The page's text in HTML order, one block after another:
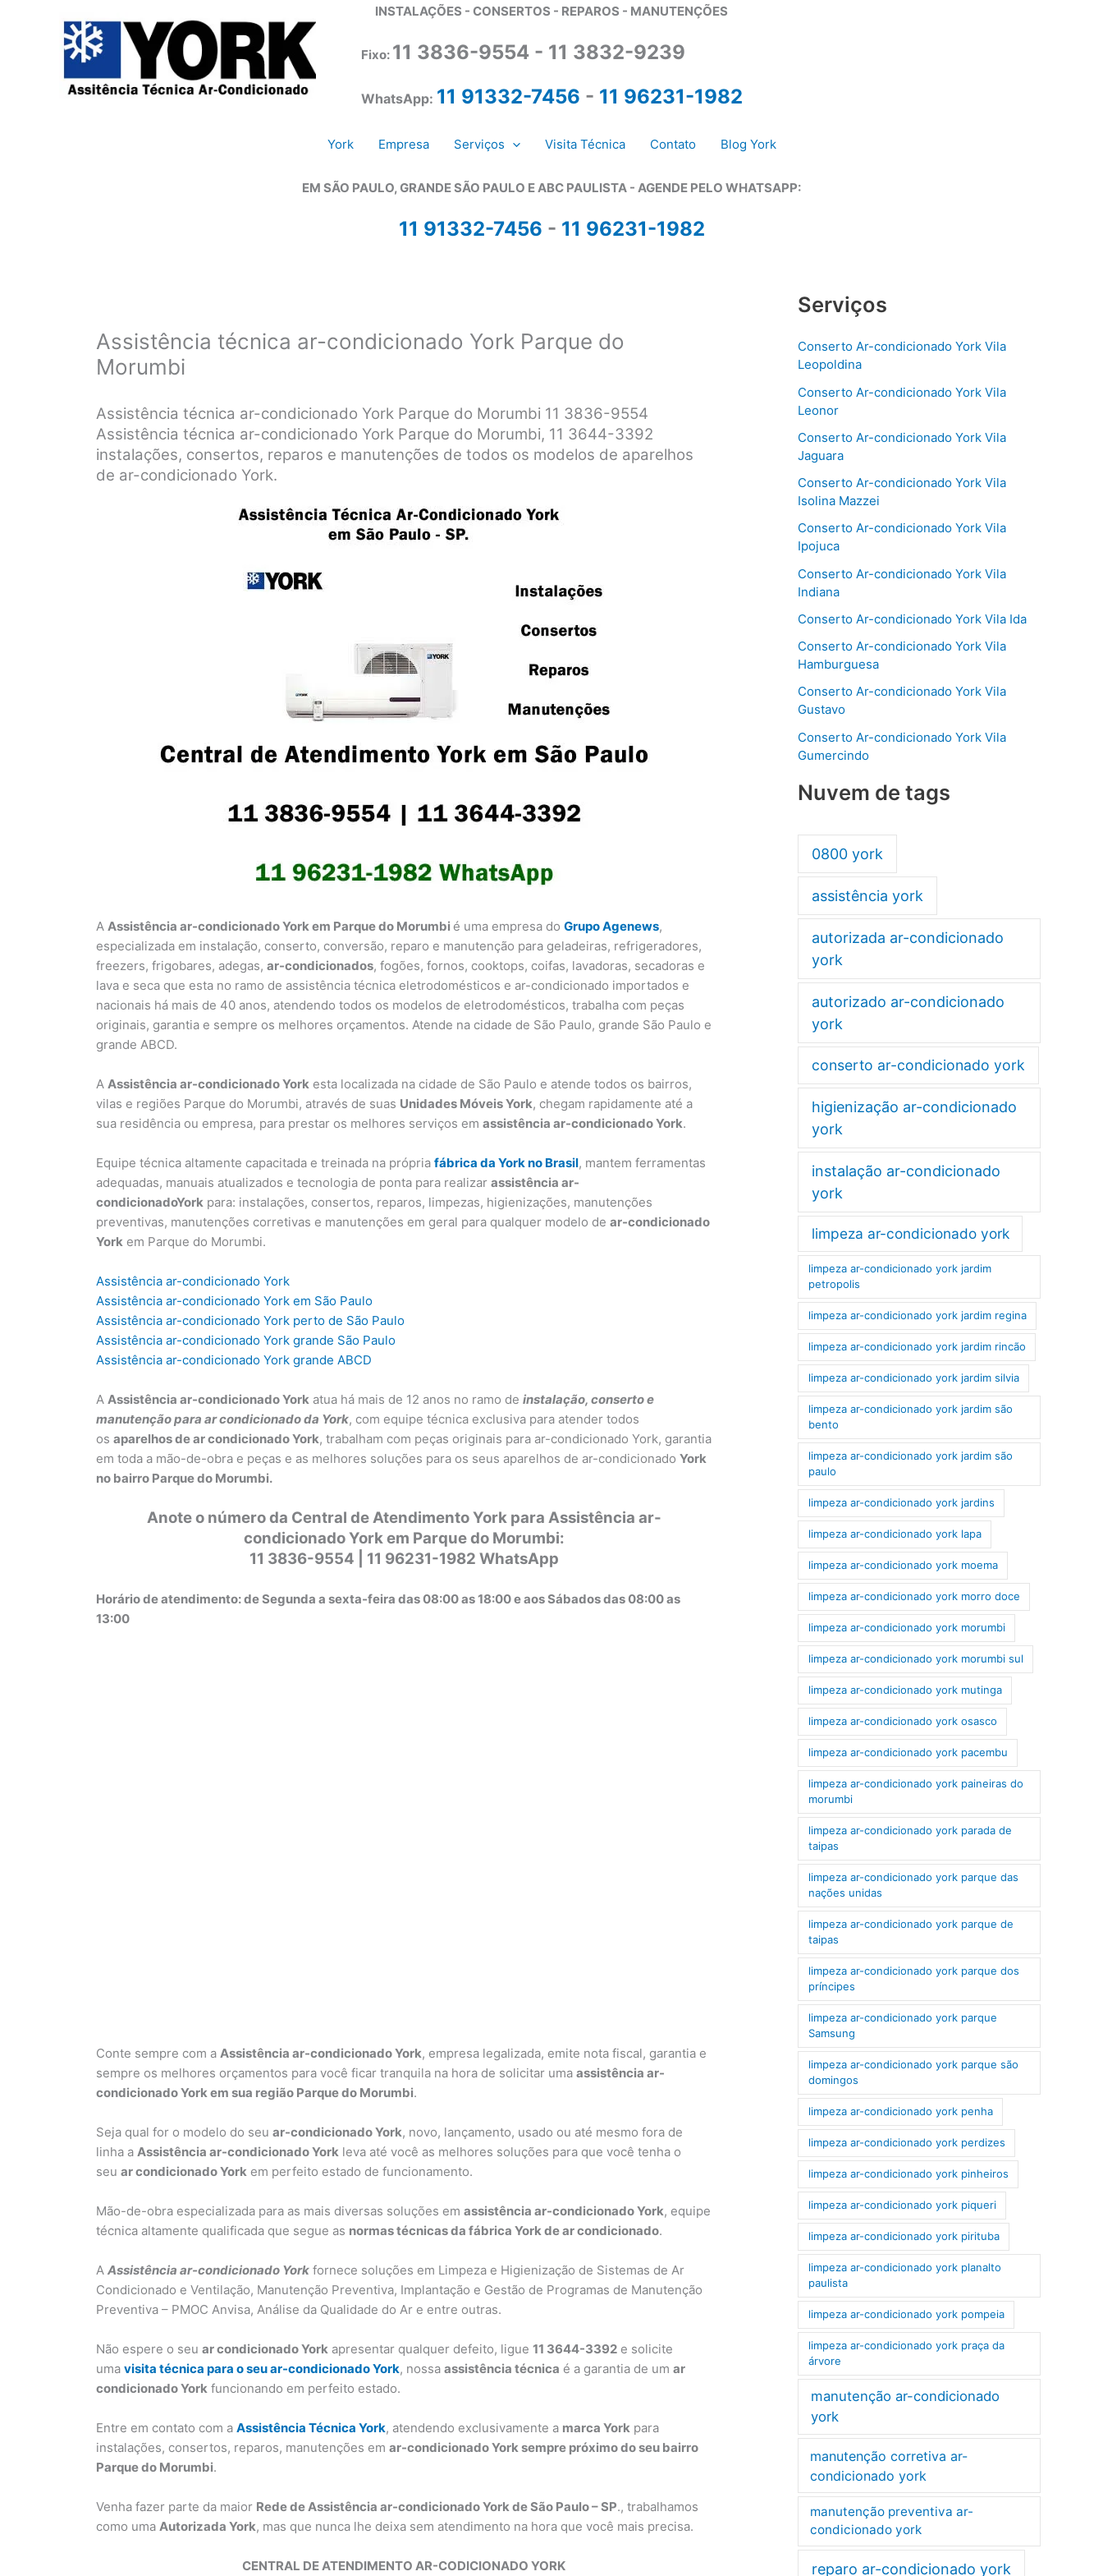
INSTALAÇÕES - CONSERTOS - REPAROS - MANUTENÇÕES
Fixo: 11 3836-9554 - 11 3832-9239
WhatsApp: 11 91332-7456 - 11 96231-1982
York Empresa Serviços Visita Técnica Contato Blog York
EM SÃO PAULO, GRANDE SÃO PAULO E ABC PAULISTA - AGENDE PELO WHATSAPP:
11 91332-7456 - 11 96231-1982
Assistência técnica ar-condicionado York Parque do
Morumbi
Assistência técnica ar-condicionado York Parque do Morumbi 11 3836-9554
Assistência técnica ar-condicionado York Parque do Morumbi, 11 3644-3392
instalações, consertos, reparos e manutenções de todos os modelos de aparelhos
de ar-condicionado York.
A Assistência ar-condicionado York em Parque do Morumbi é uma empresa do Grupo Agenews,
especializada em instalação, conserto, conversão, reparo e manutenção para geladeiras, refrigeradores,
freezers, frigobares, adegas, ar-condicionados, fogões, fornos, cooktops, coifas, lavadoras, secadoras e
lava e seca que esta no ramo de assistência técnica eletrodomésticos e ar-condicionado importados e
nacionais há mais de 40 anos, atendendo todos os modelos de eletrodomésticos, trabalha com peças
originais, garantia e sempre os melhores orçamentos. Atende na cidade de São Paulo, grande São Paulo e
grande ABCD.
A Assistência ar-condicionado York esta localizada na cidade de São Paulo e atende todos os bairros,
vilas e regiões Parque do Morumbi, através de suas Unidades Móveis York, chegam rapidamente até a
sua residência ou empresa, para prestar os melhores serviços em assistência ar-condicionado York.
Equipe técnica altamente capacitada e treinada na própria fábrica da York no Brasil, mantem ferramentas
adequadas, manuais atualizados e tecnologia de ponta para realizar assistência ar-
condicionadoYork para: instalações, consertos, reparos, limpezas, higienizações, manutenções
preventivas, manutenções corretivas e manutenções em geral para qualquer modelo de ar-condicionado
York em Parque do Morumbi.
Assistência ar-condicionado York
Assistência ar-condicionado York em São Paulo
Assistência ar-condicionado York perto de São Paulo
Assistência ar-condicionado York grande São Paulo
Assistência ar-condicionado York grande ABCD
A Assistência ar-condicionado York atua há mais de 12 anos no ramo de instalação, conserto e
manutenção para ar condicionado da York, com equipe técnica exclusiva para atender todos
os aparelhos de ar condicionado York, trabalham com peças originais para ar-condicionado York, garantia
em toda a mão-de-obra e peças e as melhores soluções para os seus aparelhos de ar-condicionado York
no bairro Parque do Morumbi.
Anote o número da Central de Atendimento York para Assistência ar-
condicionado York em Parque do Morumbi:
11 3836-9554 | 11 96231-1982 WhatsApp
Horário de atendimento: de Segunda a sexta-feira das 08:00 as 18:00 e aos Sábados das 08:00 as
13:00
Conte sempre com a Assistência ar-condicionado York, empresa legalizada, emite nota fiscal, garantia e
sempre os melhores orçamentos para você ficar tranquila na hora de solicitar uma assistência ar-
condicionado York em sua região Parque do Morumbi.
Seja qual for o modelo do seu ar-condicionado York, novo, lançamento, usado ou até mesmo fora de
linha a Assistência ar-condicionado York leva até você as melhores soluções para que você tenha o
seu ar condicionado York em perfeito estado de funcionamento.
Mão-de-obra especializada para as mais diversas soluções em assistência ar-condicionado York, equipe
técnica altamente qualificada que segue as normas técnicas da fábrica York de ar condicionado.
A Assistência ar-condicionado York fornece soluções em Limpeza e Higienização de Sistemas de Ar
Condicionado e Ventilação, Manutenção Preventiva, Implantação e Gestão de Programas de Manutenção
Preventiva – PMOC Anvisa, Análise da Qualidade do Ar e entre outras.
Não espere o seu ar condicionado York apresentar qualquer defeito, ligue 11 3644-3392 e solicite
uma visita técnica para o seu ar-condicionado York, nossa assistência técnica é a garantia de um ar
condicionado York funcionando em perfeito estado.
Entre em contato com a Assistência Técnica York, atendendo exclusivamente a marca York para
instalações, consertos, reparos, manutenções em ar-condicionado York sempre próximo do seu bairro
Parque do Morumbi.
Venha fazer parte da maior Rede de Assistência ar-condicionado York de São Paulo – SP., trabalhamos
como uma Autorizada York, mas que nunca lhe deixa sem atendimento na hora que você mais precisa.
CENTRAL DE ATENDIMENTO AR-CODICIONADO YORK
Serviços
Conserto Ar-condicionado York Vila
Leopoldina
Conserto Ar-condicionado York Vila
Leonor
Conserto Ar-condicionado York Vila
Jaguara
Conserto Ar-condicionado York Vila
Isolina Mazzei
Conserto Ar-condicionado York Vila
Ipojuca
Conserto Ar-condicionado York Vila
Indiana
Conserto Ar-condicionado York Vila Ida
Conserto Ar-condicionado York Vila
Hamburguesa
Conserto Ar-condicionado York Vila
Gustavo
Conserto Ar-condicionado York Vila
Gumercindo
Nuvem de tags
0800 york
assistência york
autorizada ar-condicionado
york
autorizado ar-condicionado
york
conserto ar-condicionado york
higienização ar-condicionado
york
instalação ar-condicionado
york
limpeza ar-condicionado york
limpeza ar-condicionado york jardim
petropolis
limpeza ar-condicionado york jardim regina
limpeza ar-condicionado york jardim rincão
limpeza ar-condicionado york jardim silvia
limpeza ar-condicionado york jardim são
bento
limpeza ar-condicionado york jardim são
paulo
limpeza ar-condicionado york jardins
limpeza ar-condicionado york lapa
limpeza ar-condicionado york moema
limpeza ar-condicionado york morro doce
limpeza ar-condicionado york morumbi
limpeza ar-condicionado york morumbi sul
limpeza ar-condicionado york mutinga
limpeza ar-condicionado york osasco
limpeza ar-condicionado york pacembu
limpeza ar-condicionado york paineiras do
morumbi
limpeza ar-condicionado york parada de
taipas
limpeza ar-condicionado york parque das
nações unidas
limpeza ar-condicionado york parque de
taipas
limpeza ar-condicionado york parque dos
príncipes
limpeza ar-condicionado york parque
Samsung
limpeza ar-condicionado york parque são
domingos
limpeza ar-condicionado york penha
limpeza ar-condicionado york perdizes
limpeza ar-condicionado york pinheiros
limpeza ar-condicionado york piqueri
limpeza ar-condicionado york pirituba
limpeza ar-condicionado york planalto
paulista
limpeza ar-condicionado york pompeia
limpeza ar-condicionado york praça da
árvore
manutenção ar-condicionado
york
manutenção corretiva ar-
condicionado york
manutenção preventiva ar-
condicionado york
reparo ar-condicionado york